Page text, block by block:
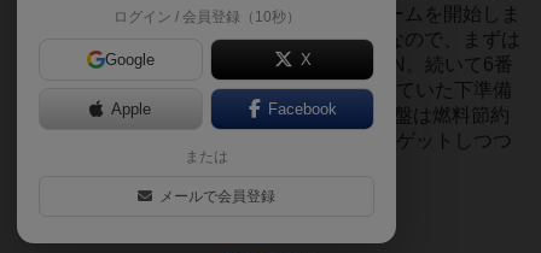
カ所訪問の称号、ユーコン人を目指してゲームを開始しま
した。ソロでは開始時に任意の改良が可能なので、まずは
ボーナスの有効活用を狙ってスイッチ5をON。続いて6番
ゲートでスイッチ4を有効化。これで計画していた下準備
はOKなので、張り切ってフライト開始！序盤は燃料節約
しつつ、毎ターン2カ所を回る。ボーナスもゲットしつつ
順調な滑り出し…これは悪...
ログイン / 会員登録（10秒）
Google X
Apple Facebook
または
メールで会員登録